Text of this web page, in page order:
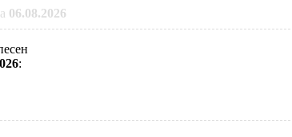
06.08.2026
: